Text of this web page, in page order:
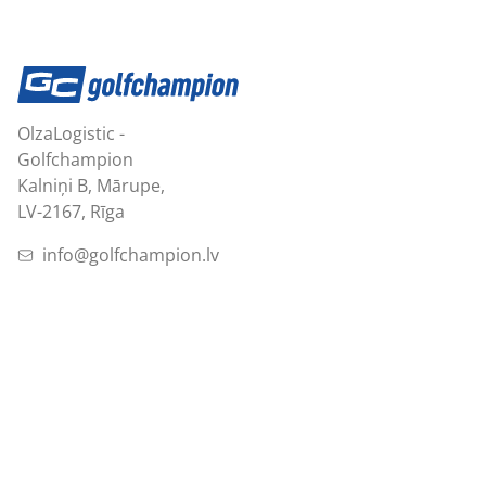
OlzaLogistic -
Golfchampion
Kalniņi B, Mārupe,
LV-2167, Rīga
info@golfchampion.lv